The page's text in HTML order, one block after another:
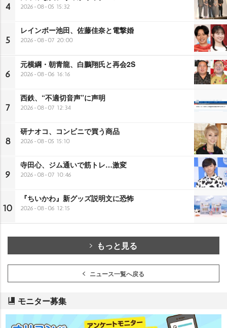
4 2026-08-05 15:32
5
レインボー池田、佐藤佳奈と電撃婚
2026-08-07 20:00
6
元横綱・朝青龍、白鵬翔氏と再会2S
2026-08-06 16:16
7
西鉄、“不適切音声”に声明
2026-08-07 12:34
8
研ナオコ、コンビニで買う商品
2026-08-05 15:10
9
寺田心、ジム通いで筋トレ…激変
2026-08-07 10:46
10
『ちいかわ』新グッズ説明文に恐怖
2026-08-06 12:15
もっと見る
ニュース一覧へ戻る
モニター募集